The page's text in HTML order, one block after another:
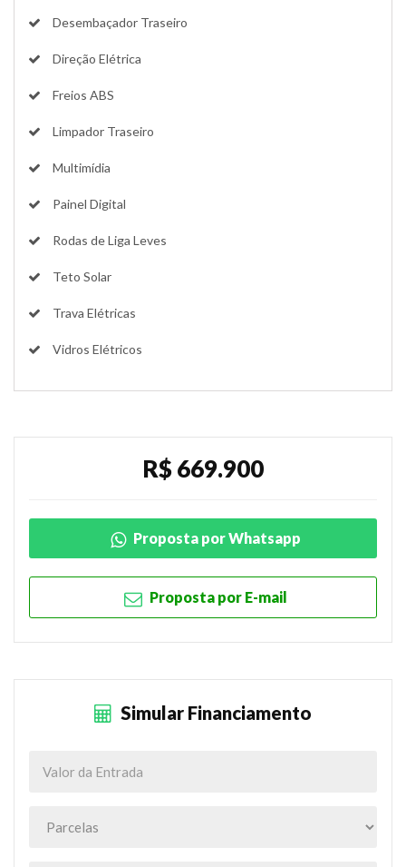
Desembaçador Traseiro
Direção Elétrica
Freios ABS
Limpador Traseiro
Multimídia
Painel Digital
Rodas de Liga Leves
Teto Solar
Trava Elétricas
Vidros Elétricos
R$ 669.900
Proposta por Whatsapp
Proposta por E-mail
Simular Financiamento